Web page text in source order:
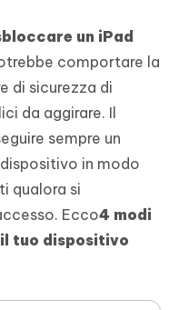
un iPad
comportare la
di sicurezza di
da aggirare. Il
sempre un
in modo
qualora si
Ecco4 modi
tuo dispositivo